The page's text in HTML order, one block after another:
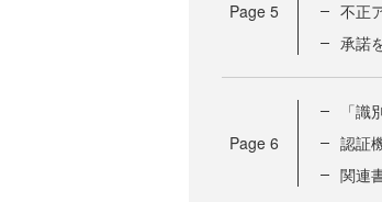
Page 5
不正
承諾
Page 6
「
認証
関連